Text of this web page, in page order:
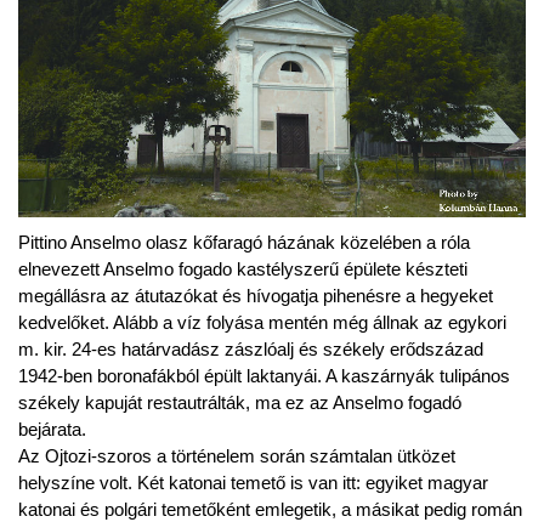
Pittino Anselmo olasz kőfaragó házának közelében a róla
elnevezett Anselmo fogado kastélyszerű épülete készteti
megállásra az átutazókat és hívogatja pihenésre a hegyeket
kedvelőket. Alább a víz folyása mentén még állnak az egykori
m. kir. 24-es határvadász zászlóalj és székely erődszázad
1942-ben boronafákból épült laktanyái. A kaszárnyák tulipános
székely kapuját restautrálták, ma ez az Anselmo fogadó
bejárata.
Az Ojtozi-szoros a történelem során számtalan ütközet
helyszíne volt. Két katonai temető is van itt: egyiket magyar
katonai és polgári temetőként emlegetik, a másikat pedig román